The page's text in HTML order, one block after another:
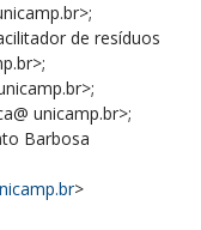
de resíduos
unicamp.br>;
Barbosa
>